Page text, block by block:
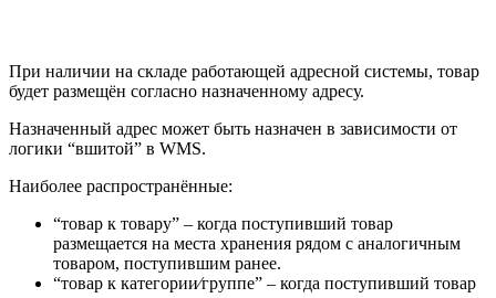
При наличии на складе работающей адресной системы, товар
будет размещён согласно назначенному адресу.
Назначенный адрес может быть назначен в зависимости от
логики “вшитой” в WMS.
Наиболее распространённые:
“товар к товару” – когда поступивший товар
размещается на места хранения рядом с аналогичным
товаром, поступившим ранее.
“товар к категории⁄группе” – когда поступивший товар